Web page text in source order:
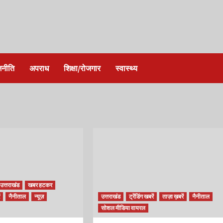
अपराध शिक्षा/रोजगार स्वास्थ्य
उत्तराखंड
खबर हटकर
नैनीताल
न्यूज़
उत्तराखंड ट्रेंडिंग खबरें ताज़ा ख़बरें
नैनीताल
सोशल मीडिया वायरल